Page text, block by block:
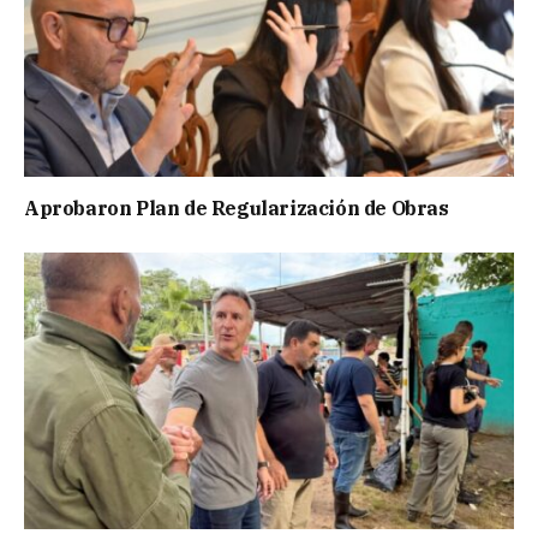
Aprobaron Plan de Regularización de Obras